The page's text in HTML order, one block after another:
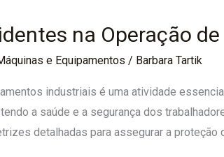
na Operação
e Equipamentos / Barbara Tartik
industriais é uma atividade
a saúde e a segurança dos
detalhadas para assegurar a proteção